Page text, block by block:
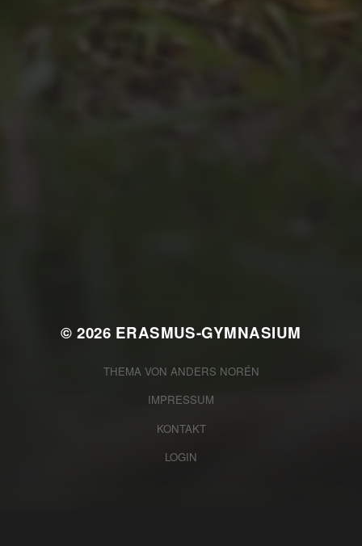
© 2026 ERASMUS-GYMNASIUM
THEMA VON ANDERS NORÉN
IMPRESSUM
KONTAKT
LOGIN